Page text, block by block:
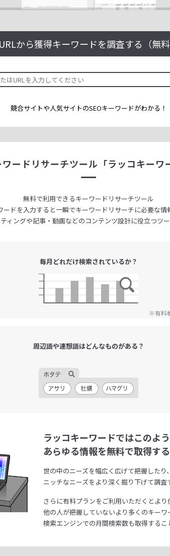
URLから獲得キーワードを調査する（無料
競合サイトや人気サイトのSEOキーワードがわかる！
ワードリサーチツール 「ラッコキーワ
無料で利用できるキーワードリサーチツール
ードを入力すると一瞬でキーワードリサーチに必要な情
ィングや記事・動画などのコンテンツ設計に役立つツ
毎月どれだけ検索されているか？
※有料
周辺語や連想語はどんなものがある？
ラッコキーワードではこのよ
あらゆる情報を無料で取得す
世の中のニーズを幅広く広げて把握したり、
ニッチなニーズをより深く掘り下げて調査
さらに有料プランをご利用いただくとより
他の人が把握していないより多くのキーワ
検索エンジンでの月間検索数も取得するこ